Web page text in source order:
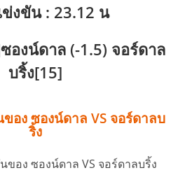
ข่งขัน : 23.12 น
องน์ดาล (-1.5) จอร์ดาล
บริ้ง[15]
อง ซองน์ดาล VS จอร์ดาลบ
ริ้ง